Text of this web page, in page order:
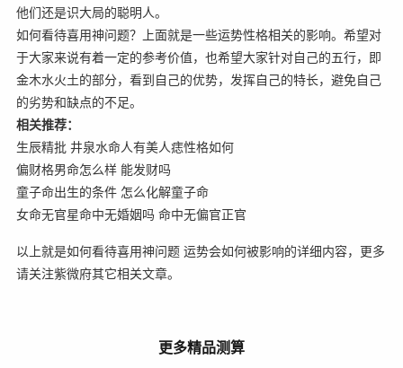
他们还是识大局的聪明人。
如何看待喜用神问题？上面就是一些运势性格相关的影响。希望对
于大家来说有着一定的参考价值，也希望大家针对自己的五行，即
金木水火土的部分，看到自己的优势，发挥自己的特长，避免自己
的劣势和缺点的不足。
相关推荐：
生辰精批 井泉水命人有美人痣性格如何
偏财格男命怎么样 能发财吗
童子命出生的条件 怎么化解童子命
女命无官星命中无婚姻吗 命中无偏官正官
以上就是如何看待喜用神问题 运势会如何被影响的详细内容，更多
请关注紫微府其它相关文章。
更多精品测算